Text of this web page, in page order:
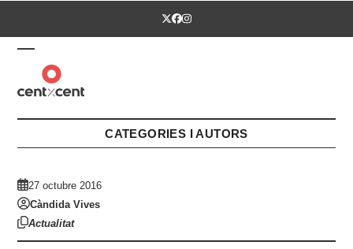
Twitter
Facebook
Instagram
Open
mobile
menu
Close
mobile
menu
CATEGORIES I AUTORS
27 octubre 2016
Càndida Vives
Actualitat